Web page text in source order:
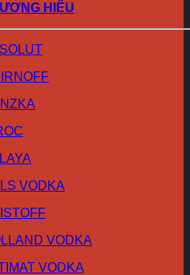
HIỆU
VODKA
VODKA
VODKA